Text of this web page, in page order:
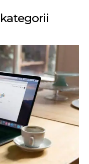
kategorii